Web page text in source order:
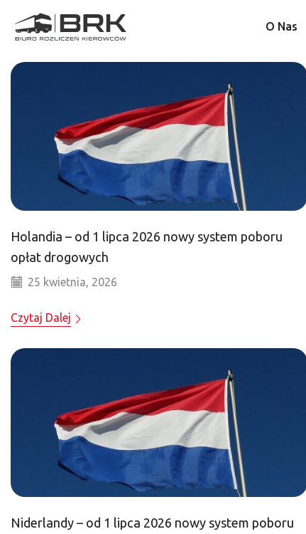
O Nas
Holandia – od 1 lipca 2026 nowy system poboru
opłat drogowych
25 kwietnia, 2026
Czytaj Dalej
Niderlandy – od 1 lipca 2026 nowy system poboru